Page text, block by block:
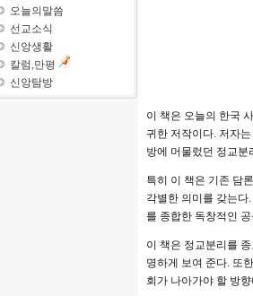
오늘의말씀
선교소식
신앙생활
칼럼,만평
신앙탐방
이 책은 오늘의 한국
귀한 저작이다. 저자
방에 머물렀던 정교분
특히 이 책은 기존 담
각별한 의미를 갖는다
를 종합한 독창적인
이 책은 정교분리를
명하게 보여 준다. 또
회가 나아가야 할 방